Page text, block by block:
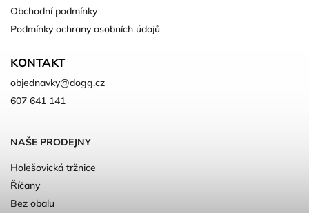
Obchodní podmínky
Podmínky ochrany osobních údajů
KONTAKT
objednavky@dogg.cz
607 641 141
NAŠE PRODEJNY
Holešovická tržnice
Říčany
Bez obalu